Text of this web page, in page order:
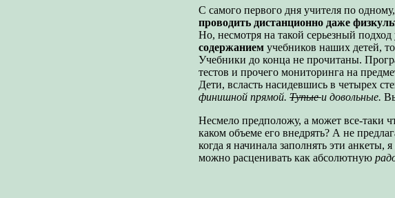
С самого первого дня учителя по
проводить дистанционно даже
Но, несмотря на такой серьезный
содержанием учебников наших детей,
Учебники до конца не прочитаны.
тестов и прочего мониторинга на
Дети, всласть насидевшись в четырех
финишной прямой. Тупыеи довольные.
Несмело предположу, а может все-таки
каком объеме его внедрять? А не
когда я начинала заполнять эти анкеты,
можно расценивать как абсолютную